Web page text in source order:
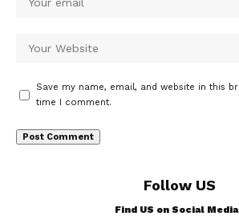
Save my name, email, and website in this
time I comment.
Follow US
Find US on Social